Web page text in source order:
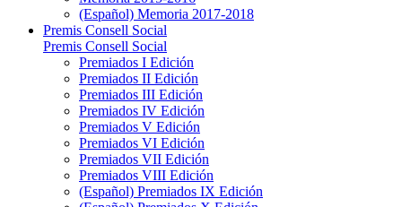
(Español) Memoria 2017-2018
Premis Consell Social
Premis Consell Social
Premiados I Edición
Premiados II Edición
Premiados III Edición
Premiados IV Edición
Premiados V Edición
Premiados VI Edición
Premiados VII Edición
Premiados VIII Edición
(Español) Premiados IX Edición